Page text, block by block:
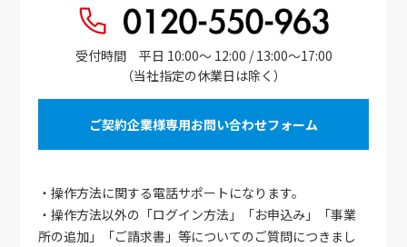
受付時間 平日 10:00～ 12:00 / 13:00～17:00
（当社指定の休業日は除く）
ご契約企業様専用お問い合わせフォーム
・操作方法に関する電話サポートになります。
・操作方法以外の「ログイン方法」「お申込み」「事業
所の追加」「ご請求書」等についてのご質問につきまし